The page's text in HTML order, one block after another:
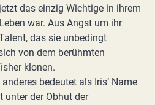
jetzt das einzig Wichtige in ihrem
Leben war. Aus Angst um ihr
das sie unbedingt
von dem berühmten
klonen.
bedeutet als Iris’ Name
unter der Obhut der